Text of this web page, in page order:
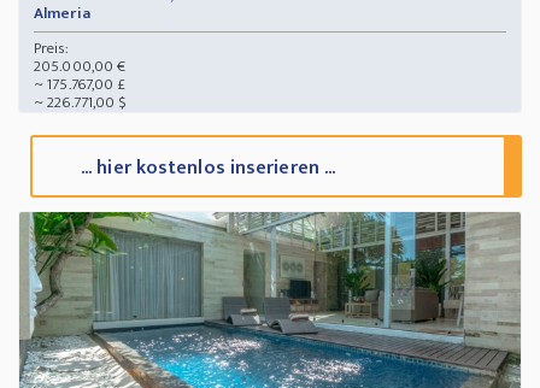
Almeria
Preis:
205.000,00 €
~ 175.767,00 £
~ 226.771,00 $
... hier kostenlos inserieren ...